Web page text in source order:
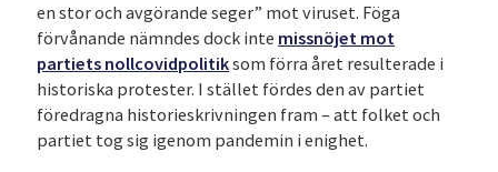
en stor och avgörande seger” mot viruset. Föga
förvånande nämndes dock inte missnöjet mot
partiets nollcovidpolitiksom förra året resulterade i
historiska protester. I stället fördes den av partiet
föredragna historieskrivningen fram – att folket och
partiet tog sig igenom pandemin i enighet.